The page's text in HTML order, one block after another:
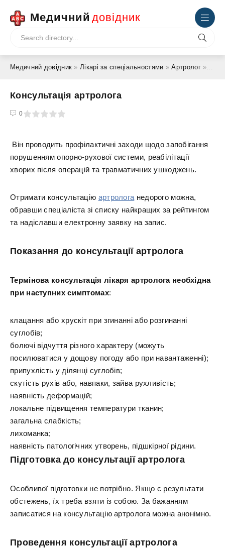
Медичний довідник
Медичний довідник »Лікарі за спеціальностями »Артролог» Консультація артролога
Консультація артролога
0
5
Він проводить профілактичні заходи щодо запобігання
порушенням опорно-рухової системи, реабілітації
хворих після операцій та травматичних ушкоджень.
Отримати консультацію артролога недорого можна,
обравши спеціаліста зі списку найкращих за рейтингом
та надіславши електронну заявку на запис.
Показання до консультації артролога
Термінова консультація лікаря артролога необхідна
при наступних симптомах:
клацання або хрускіт при згинанні або розгинанні
суглобів;
болючі відчуття різного характеру (можуть
посилюватися у дощову погоду або при навантаженні);
припухлість у ділянці суглобів;
скутість рухів або, навпаки, зайва рухливість;
наявність деформацій;
локальне підвищення температури тканин;
загальна слабкість;
лихоманка;
наявність патологічних утворень, підшкірної рідини.
Підготовка до консультації артролога
Особливої підготовки не потрібно. Якщо є результати
обстежень, їх треба взяти із собою. За бажанням
записатися на консультацію артролога можна анонімно.
Проведення консультації артролога